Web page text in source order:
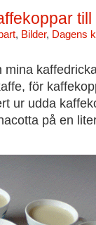
till
, Bilder, Dagens
mina
för
ur udda
på en